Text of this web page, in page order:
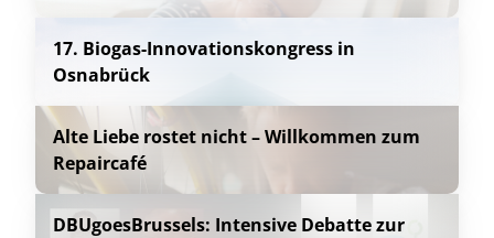
17. Biogas-Innovationskongress in
Osnabrück
Alte Liebe rostet nicht – Willkommen zum
Repaircafé
DBUgoesBrussels: Intensive Debatte zur